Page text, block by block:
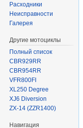
Расходники
Неисправности
Галерея
Другие мотоциклы
Полный список
CBR929RR
CBR954RR
VFR800FI
XL250 Degree
XJ6 Diversion
ZX-14 (ZZR1400)
Навигация